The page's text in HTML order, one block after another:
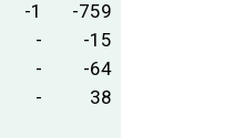
-1
-759
-
-15
-
-64
- 38